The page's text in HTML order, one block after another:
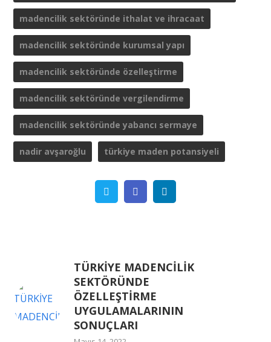
madencilik sektöründe ithalat ve ihracaat
madencilik sektöründe kurumsal yapı
madencilik sektöründe özelleştirme
madencilik sektöründe vergilendirme
madencilik sektöründe yabancı sermaye
nadir avşaroğlu türkiye maden potansiyeli
Twitter Facebook
TÜRKİYE MADENCİLİK
SEKTÖRÜNDE
ÖZELLEŞTİRME
UYGULAMALARININ
SONUÇLARI